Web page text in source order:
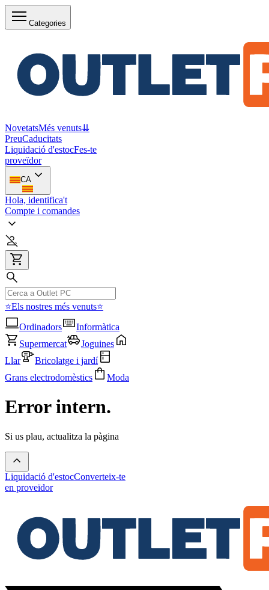
Categories
NovetatsMés venuts⇊
PreuCaducitats
Liquidació d'estocFes-te
proveïdor
CA
Hola, identifica't
Compte i comandes
⭐Els nostres més venuts⭐
Ordinadors
Informàtica
Supermercat
Joguines
Llar
Bricolatge i jardí
Grans electrodomèstics
Moda
Error intern.
Si us plau, actualitza la pàgina
Liquidació d'estocConverteix-te
en proveïdor